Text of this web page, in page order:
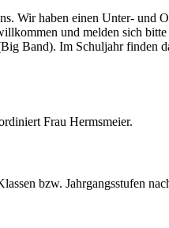
Wir haben einen Unter- und
und melden sich
Band). Im Schuljahr finden
Frau Hermsmeier.
bzw. Jahrgangsstufen